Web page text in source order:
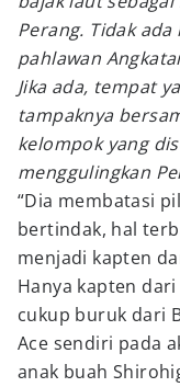
Perang. Tidak
pahlawan
Jika ada, tempat
tampaknya
kelompok yang
menggulingkan
“Dia membatasi
bertindak, hal
menjadi kapten
Hanya kapten
cukup buruk dari
Ace sendiri pada
anak buah